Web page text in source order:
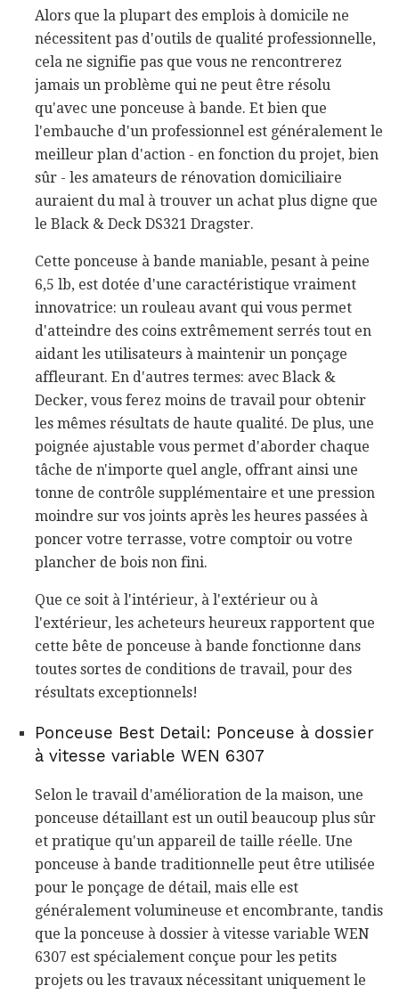
Alors que la plupart des emplois à domicile ne
nécessitent pas d'outils de qualité professionnelle,
cela ne signifie pas que vous ne rencontrerez
jamais un problème qui ne peut être résolu
qu'avec une ponceuse à bande. Et bien que
l'embauche d'un professionnel est généralement le
meilleur plan d'action - en fonction du projet, bien
sûr - les amateurs de rénovation domiciliaire
auraient du mal à trouver un achat plus digne que
le Black & Deck DS321 Dragster.
Cette ponceuse à bande maniable, pesant à peine
6,5 lb, est dotée d'une caractéristique vraiment
innovatrice: un rouleau avant qui vous permet
d'atteindre des coins extrêmement serrés tout en
aidant les utilisateurs à maintenir un ponçage
affleurant. En d'autres termes: avec Black &
Decker, vous ferez moins de travail pour obtenir
les mêmes résultats de haute qualité. De plus, une
poignée ajustable vous permet d'aborder chaque
tâche de n'importe quel angle, offrant ainsi une
tonne de contrôle supplémentaire et une pression
moindre sur vos joints après les heures passées à
poncer votre terrasse, votre comptoir ou votre
plancher de bois non fini.
Que ce soit à l'intérieur, à l'extérieur ou à
l'extérieur, les acheteurs heureux rapportent que
cette bête de ponceuse à bande fonctionne dans
toutes sortes de conditions de travail, pour des
résultats exceptionnels!
Ponceuse Best Detail: Ponceuse à dossier
à vitesse variable WEN 6307
Selon le travail d'amélioration de la maison, une
ponceuse détaillant est un outil beaucoup plus sûr
et pratique qu'un appareil de taille réelle. Une
ponceuse à bande traditionnelle peut être utilisée
pour le ponçage de détail, mais elle est
généralement volumineuse et encombrante, tandis
que la ponceuse à dossier à vitesse variable WEN
6307 est spécialement conçue pour les petits
projets ou les travaux nécessitant uniquement le